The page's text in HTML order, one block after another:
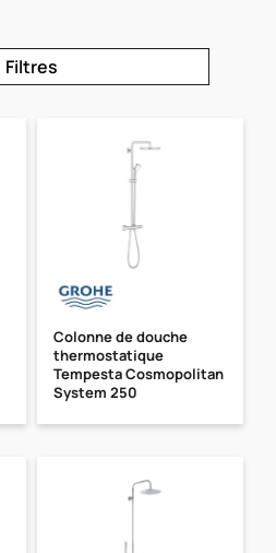
Filtres
Colonne de douche
thermostatique
Tempesta Cosmopolitan
System 250